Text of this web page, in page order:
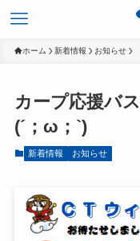
ホーム 新着情報 お知らせ
カープ応援バ
(´；ω；`)
新着情報 お知らせ